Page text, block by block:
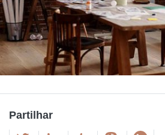
Partilhar